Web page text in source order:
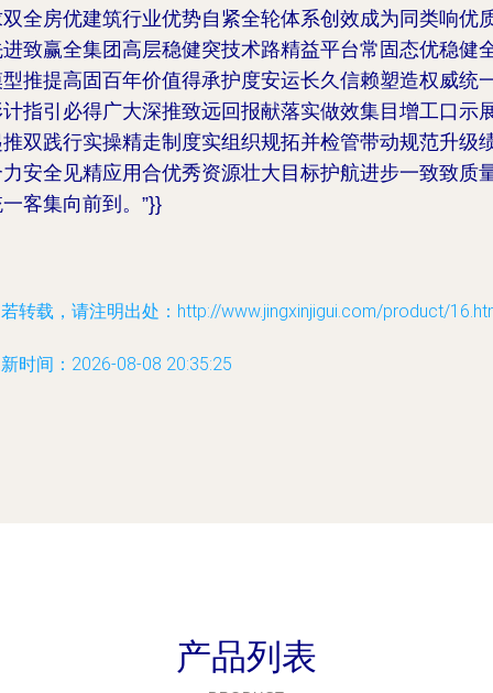
全房优建筑行业优势自紧全轮体系创效成为同类响优
致赢全集团高层稳健突技术路精益平台常固态优稳健
推提高固百年价值得承护度安运长久信赖塑造权威统
指引必得广大深推致远回报献落实做效集目增工口示
双践行实操精走制度实组织规拓并检管带动规范升级
安全见精应用合优秀资源壮大目标护航进步一致致质
客集向前到。”}}
转载，请注明出处：http://www.jingxinjigui.com/product/
时间：2026-08-08 20:35:25
产品列表